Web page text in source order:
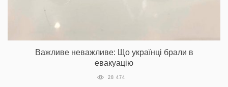
Важливе неважливе: Що українці брали в
евакуацію
28 474